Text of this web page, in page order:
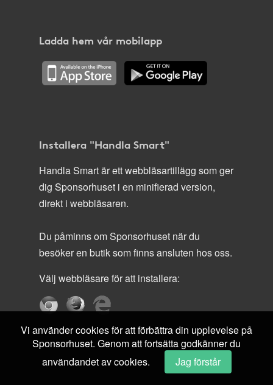
Ladda hem vår mobilapp
Installera "Handla Smart"
Handla Smart är ett webbläsartillägg som ger
dig Sponsorhuset i en minifierad version,
direkt i webbläsaren.
Du påminns om Sponsorhuset när du
besöker en butik som finns ansluten hos oss.
Välj webbläsare för att installera:
Vi använder cookies för att förbättra din upplevelse på
Sponsorhuset. Genom att fortsätta godkänner du
användandet av cookies.
Jag förstår